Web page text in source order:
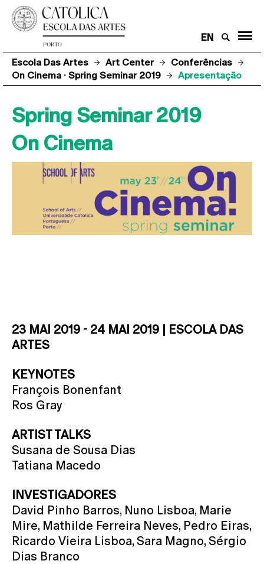
EN
Escola Das Artes Art Center
Conferências
On Cinema · Spring Seminar 2019
Apresentação
Spring Seminar 2019
On Cinema
23 MAI 2019 - 24 MAI 2019 | ESCOLA DAS
ARTES
KEYNOTES
François Bonenfant
Ros Gray
ARTIST TALKS
Susana de Sousa Dias
Tatiana Macedo
INVESTIGADORES
David Pinho Barros, Nuno Lisboa, Marie
Mire, Mathilde Ferreira Neves, Pedro Eiras,
Ricardo Vieira Lisboa, Sara Magno, Sérgio
Dias Branco